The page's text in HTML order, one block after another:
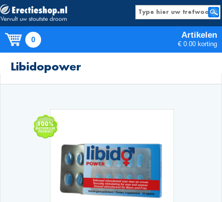
0 Artikelen
€ 0.00 korting
Libidopower